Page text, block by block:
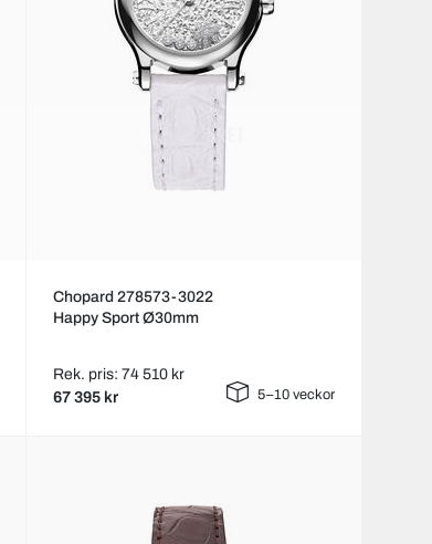
Chopard 278573-3022
Happy Sport Ø30mm
Rek. pris: 74 510 kr
67 395 kr 5–10 veckor